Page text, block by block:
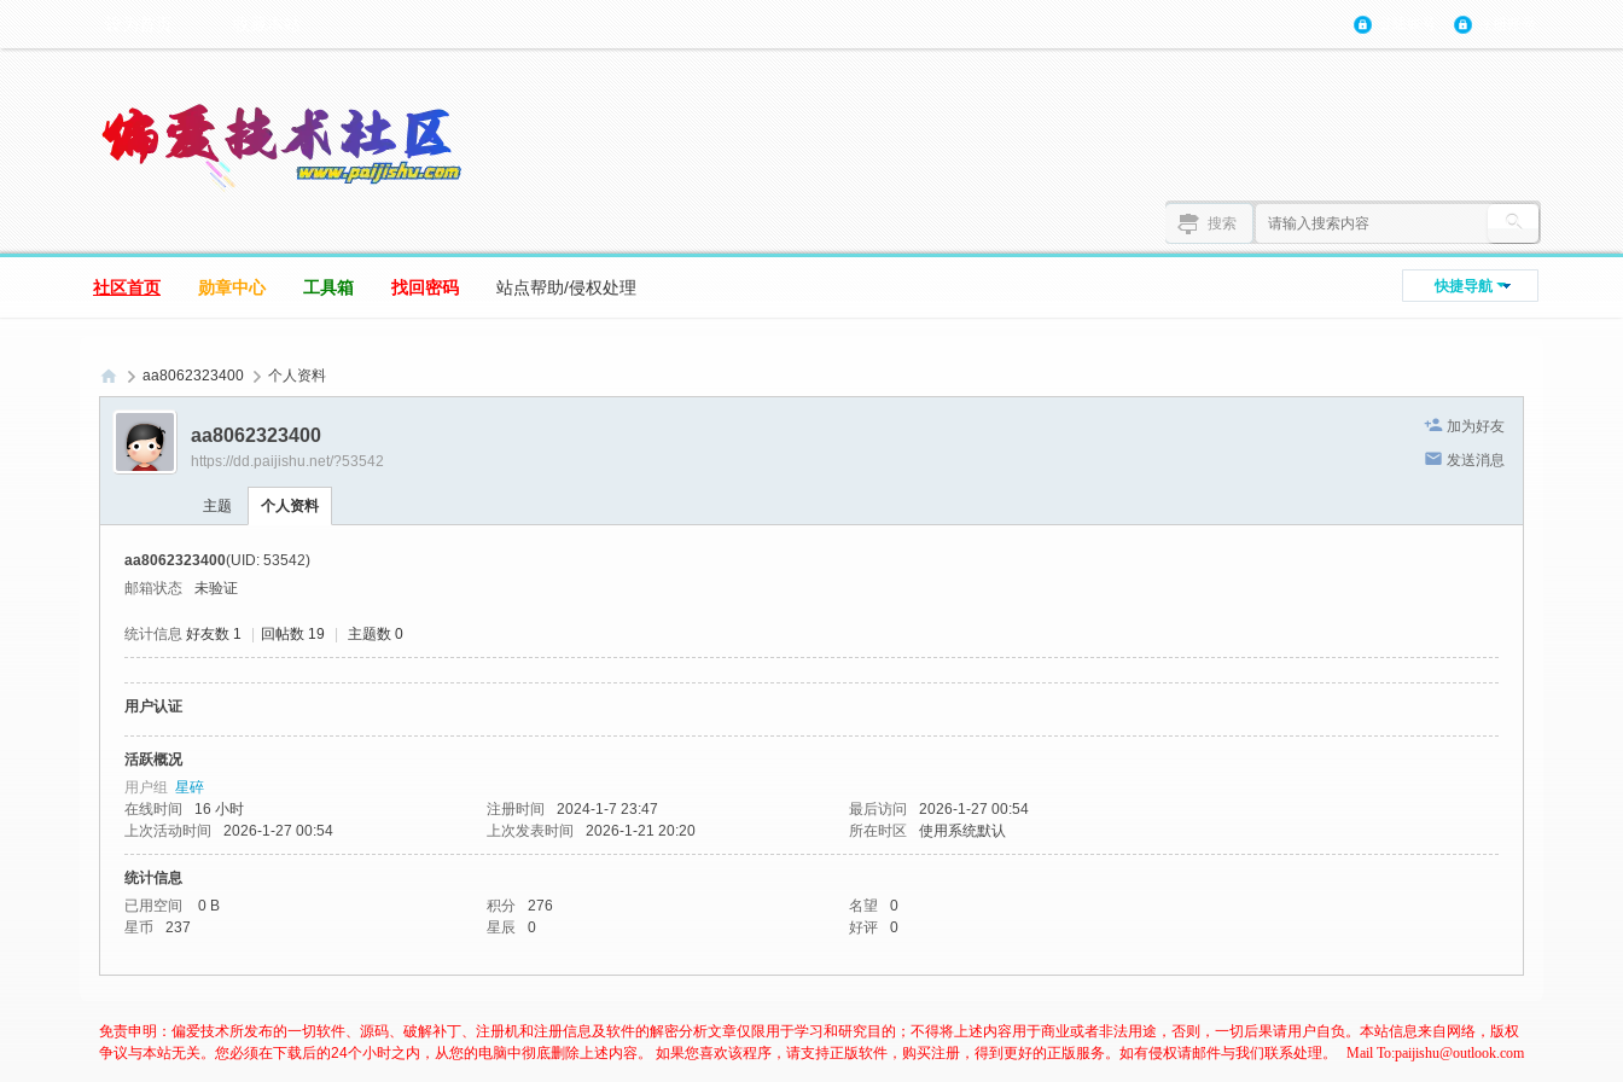
搜索
快捷导航
社区首页 勋章中心 工具箱 找回密码 站点帮助/侵权处理
偏
技
科
刀
aa8062323400 个人资料
加为好友
发送消息
aa8062323400
https://dd.paijishu.net/?53542
主题 个人资料
aa8062323400(UID: 53542)
邮箱状态
未验证
统计信息 好友数 1 回帖数 19 主题数 0
用户认证
活跃概况
用户组 星碎
在线时间
16 小时 注册时间 2024-1-7 23:47 最后访问
2026-1-27 00:54
上次活动时间
2026-1-27 00:54 上次发表时间 2026-1-21 20:20 所在时区 使用系统默认
统计信息
已用空间
0 B 积分 276 名望
0
星币
237 星辰 0 好评 0
免责申明：偏爱技术所发布的一切软件、源码、破解补丁、注册机和注册信息及软件的解密分析文章仅限用于学习和研究目的；不得将上述内容用于商业或者非法用途，否则，一切后果请用户自负。本站信息来自网络，版权
争议与本站无关。您必须在下载后的24个小时之内，从您的电脑中彻底删除上述内容。 如果您喜欢该程序，请支持正版软件，购买注册，得到更好的正版服务。如有侵权请邮件与我们联系处理。
Mail To:paijishu@outlook.com